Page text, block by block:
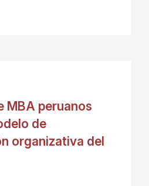
MBA peruanos
de
organizativa del